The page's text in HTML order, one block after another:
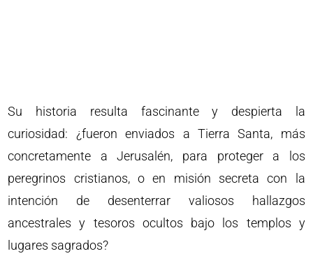
Su historia resulta fascinante y despierta la
curiosidad: ¿fueron enviados a Tierra Santa, más
concretamente a Jerusalén, para proteger a los
peregrinos cristianos, o en misión secreta con la
intención de desenterrar valiosos hallazgos
ancestrales y tesoros ocultos bajo los templos y
lugares sagrados?